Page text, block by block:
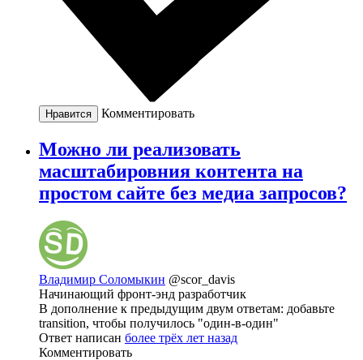
Нравится Комментировать
Можно ли реализовать
масштабировния контента на
простом сайте без медиа запросов?
Владимир Соломыкин @scor_davis
Начинающий фронт-энд разработчик
В дополнение к предыдущим двум ответам: добавьте
transition, чтобы получилось "один-в-один"
Ответ написан более трёх лет назад
Комментировать